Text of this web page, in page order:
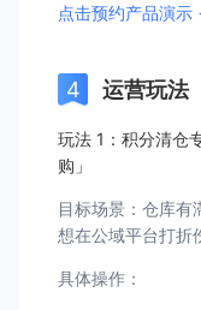
点击预约产品演示
运营玩法
玩法 1：积分清仓
购」
目标场景：仓库有
想在公域平台打折
具体操作：